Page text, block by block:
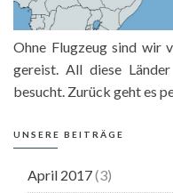
Ohne Flugzeug sind wir
gereist. All diese
besucht. Zurück geht es
UNSERE BEITRÄGE
April 2017(3)